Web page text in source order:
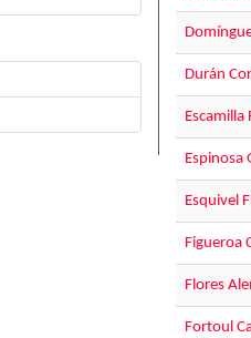
Durán
Escamilla
Espinosa
Esquivel
Figueroa
Flores
Fortoul